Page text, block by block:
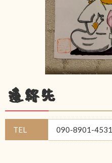
連絡先
TEL 090-8901-4531